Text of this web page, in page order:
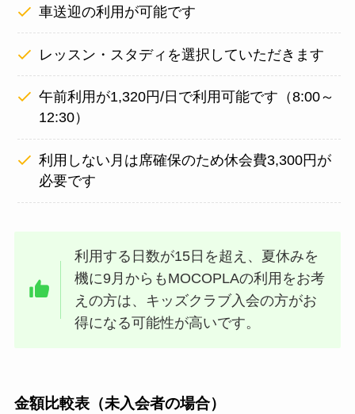
車送迎の利用が可能です
レッスン・スタディを選択していただきます
午前利用が1,320円/日で利用可能です（8:00～
12:30）
利用しない月は席確保のため休会費3,300円が
必要です
利用する日数が15日を超え、夏休みを
機に9月からもMOCOPLAの利用をお考
えの方は、キッズクラブ入会の方がお
得になる可能性が高いです。
金額比較表（未入会者の場合）